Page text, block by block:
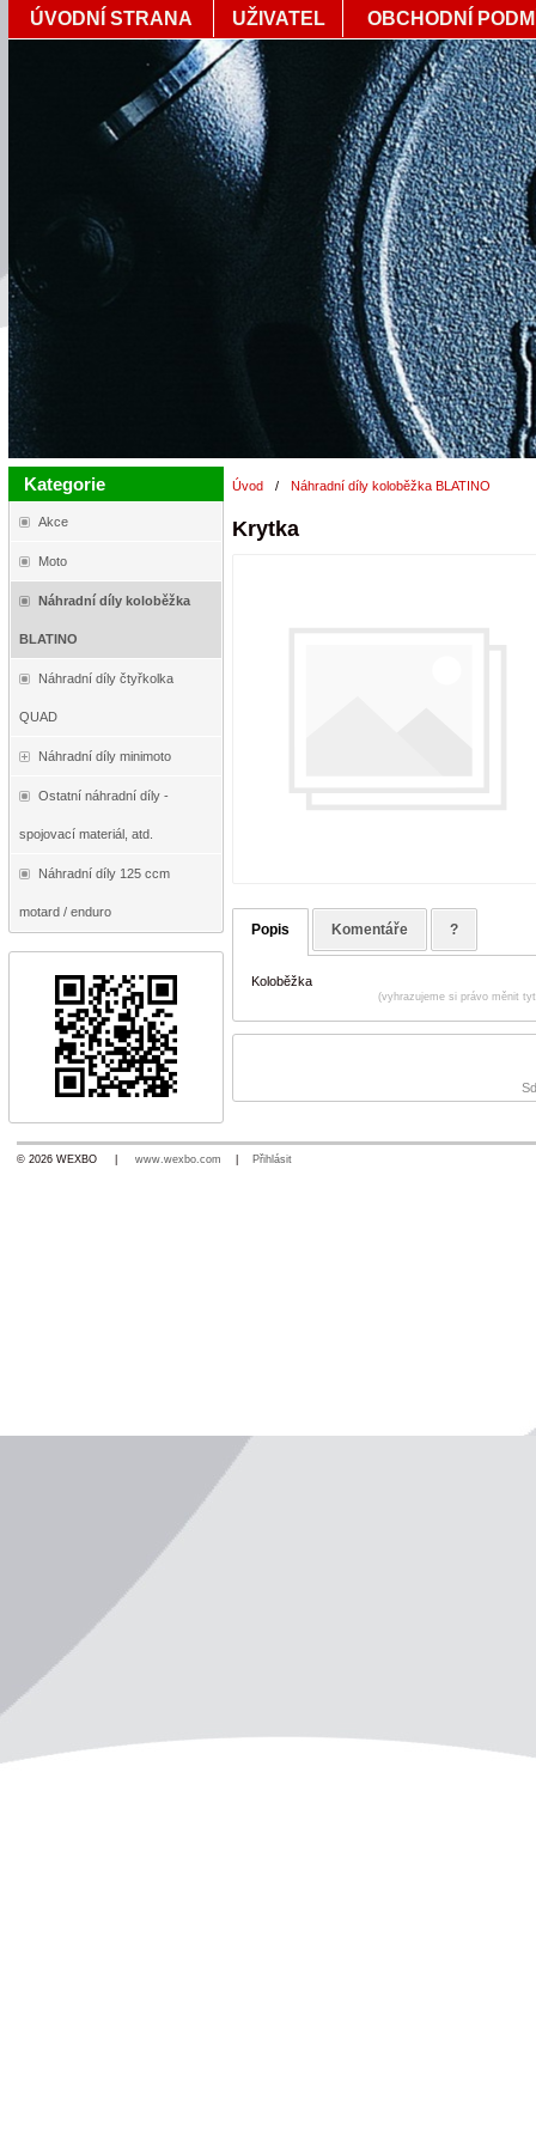
ÚVODNÍ STRANA UŽIVATEL OBCHODNÍ
Kategorie
Akce
Moto
Náhradní díly koloběžka
BLATINO
Náhradní díly čtyřkolka
QUAD
Náhradní díly minimoto
Ostatní náhradní díly -
spojovací materiál, atd.
Náhradní díly 125 ccm
motard / enduro
Úvod / Náhradní díly koloběžka BLATINO
Krytka
Popis Komentáře ?
Koloběžka
(vyhrazujeme si právo měnit
© 2026 WEXBO | www.wexbo.com Přihlásit